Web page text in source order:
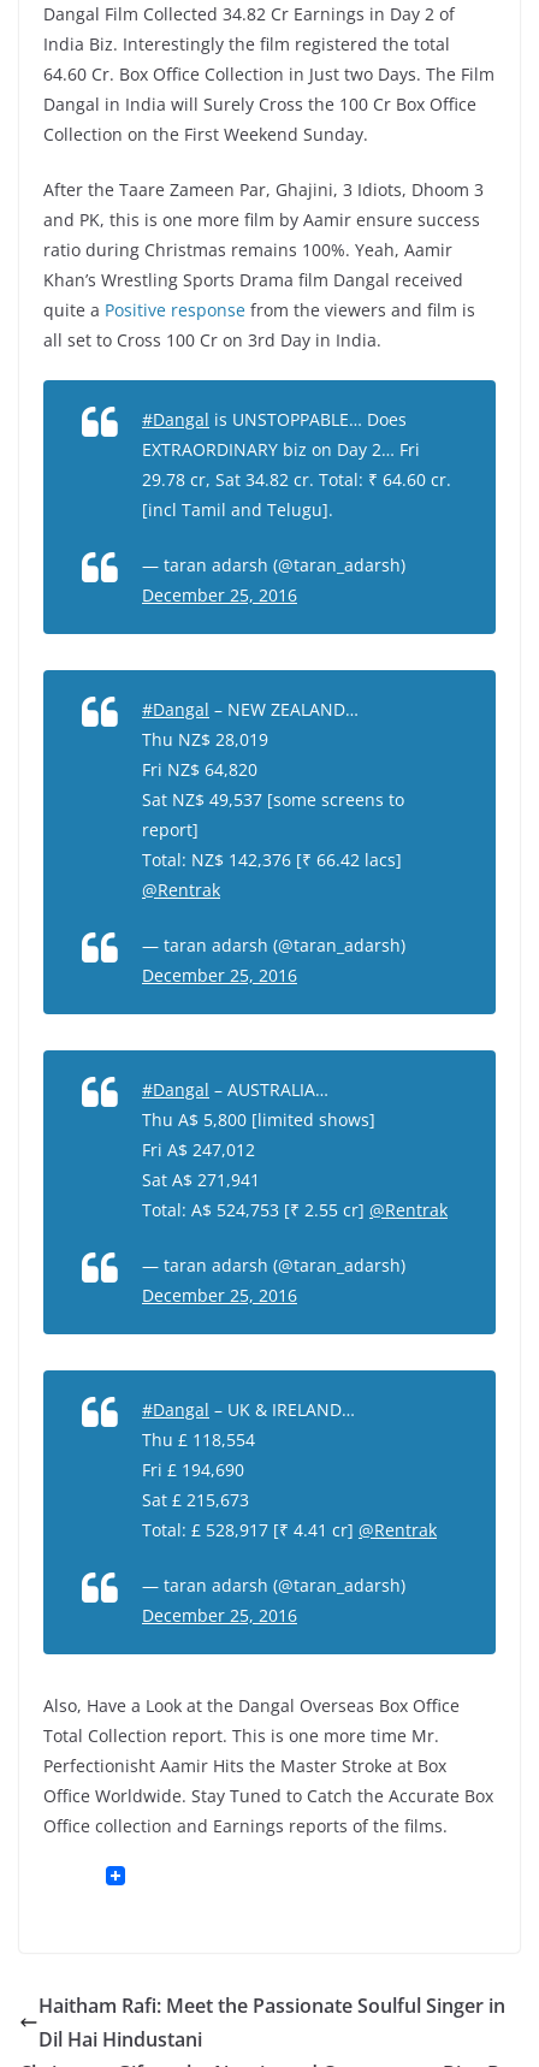
Dangal Film Collected 34.82 Cr Earnings in Day 2 of
India Biz. Interestingly the film registered the total
64.60 Cr. Box Office Collection in Just two Days. The Film
Dangal in India will Surely Cross the 100 Cr Box Office
Collection on the First Weekend Sunday.
After the Taare Zameen Par, Ghajini, 3 Idiots, Dhoom 3
and PK, this is one more film by Aamir ensure success
ratio during Christmas remains 100%. Yeah, Aamir
Khan’s Wrestling Sports Drama film Dangal received
quite a Positive response from the viewers and film is
all set to Cross 100 Cr on 3rd Day in India.
#Dangal is UNSTOPPABLE… Does
EXTRAORDINARY biz on Day 2… Fri
29.78 cr, Sat 34.82 cr. Total: ₹ 64.60 cr.
[incl Tamil and Telugu].
— taran adarsh (@taran_adarsh)
December 25, 2016
#Dangal – NEW ZEALAND…
Thu NZ$ 28,019
Fri NZ$ 64,820
Sat NZ$ 49,537 [some screens to
report]
Total: NZ$ 142,376 [₹ 66.42 lacs]
@Rentrak
— taran adarsh (@taran_adarsh)
December 25, 2016
#Dangal – AUSTRALIA…
Thu A$ 5,800 [limited shows]
Fri A$ 247,012
Sat A$ 271,941
Total: A$ 524,753 [₹ 2.55 cr] @Rentrak
— taran adarsh (@taran_adarsh)
December 25, 2016
#Dangal – UK & IRELAND…
Thu £ 118,554
Fri £ 194,690
Sat £ 215,673
Total: £ 528,917 [₹ 4.41 cr] @Rentrak
— taran adarsh (@taran_adarsh)
December 25, 2016
Also, Have a Look at the Dangal Overseas Box Office
Total Collection report. This is one more time Mr.
Perfectionisht Aamir Hits the Master Stroke at Box
Office Worldwide. Stay Tuned to Catch the Accurate Box
Office collection and Earnings reports of the films.
Haitham Rafi: Meet the Passionate Soulful Singer in
Dil Hai Hindustani